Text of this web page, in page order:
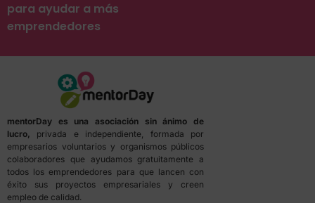
para ayudar a más
emprendedores
mentorDay es una asociación sin ánimo de
lucro, privada e independiente, formada por
empresarios voluntarios y organismos públicos
colaboradores que ayudamos gratuitamente a
todos los emprendedores para que lancen con
éxito sus proyectos empresariales y creen
empleo de calidad.